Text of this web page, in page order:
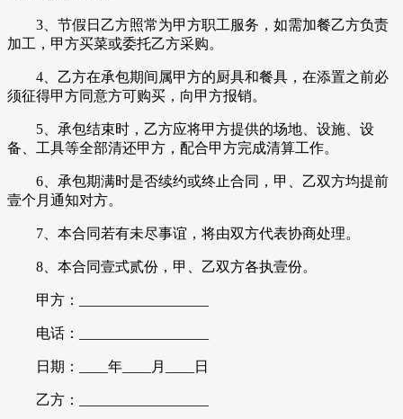
3、节假日乙方照常为甲方职工服务，如需加餐乙方负责
加工，甲方买菜或委托乙方采购。
4、乙方在承包期间属甲方的厨具和餐具，在添置之前必
须征得甲方同意方可购买，向甲方报销。
5、承包结束时，乙方应将甲方提供的场地、设施、设
备、工具等全部清还甲方，配合甲方完成清算工作。
6、承包期满时是否续约或终止合同，甲、乙双方均提前
壹个月通知对方。
7、本合同若有未尽事谊，将由双方代表协商处理。
8、本合同壹式贰份，甲、乙双方各执壹份。
甲方：__________________
电话：__________________
日期：____年____月____日
乙方：__________________